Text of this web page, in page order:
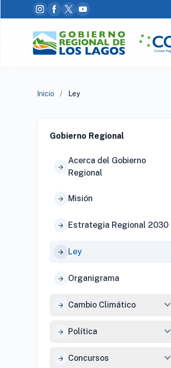
Inicio / Ley
Gobierno Regional
arrow_forward
Acerca del Gobierno
Regional
arrow_forward Misión
arrow_forward Estrategia Regional 2030
arrow_forward Ley
arrow_forward Organigrama
arrow_forward Cambio Climático expand_more
arrow_forward Política expand_more
arrow_forward Concursos expand_more